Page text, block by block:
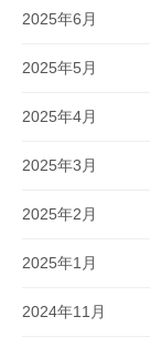
2025年6月
2025年5月
2025年4月
2025年3月
2025年2月
2025年1月
2024年11月